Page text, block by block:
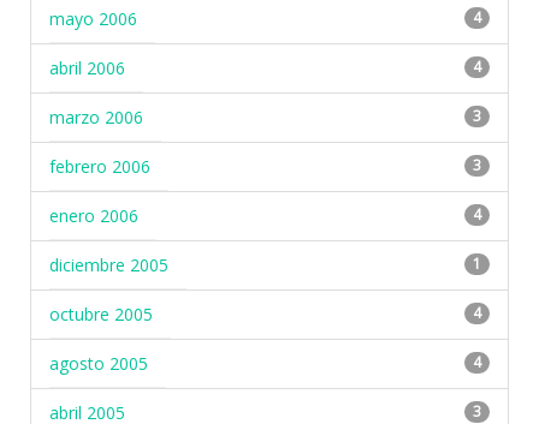
mayo 2006 4
abril 2006 4
marzo 2006 3
febrero 2006 3
enero 2006 4
diciembre 2005 1
octubre 2005 4
agosto 2005 4
abril 2005 3